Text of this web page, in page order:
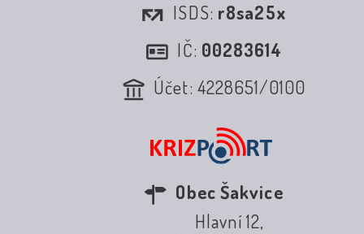
ISDS: r8sa25x
IČ: 00283614
Účet: 4228651/0100
Obec Šakvice
Hlavní 12,